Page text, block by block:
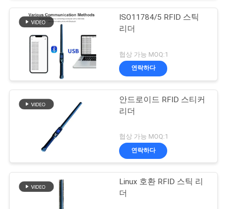
ISO11784/5 RFID 스틱
리더
협상 가능 MOQ:1
연락하다
안드로이드 RFID 스티커
리더
협상 가능 MOQ:1
연락하다
Linux 호환 RFID 스틱 리
더